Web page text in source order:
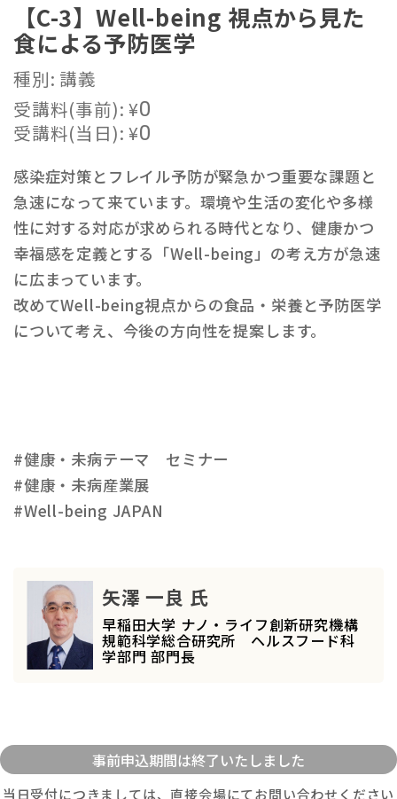
【C-3】Well-being 視点から見た
食による予防医学
種別: 講義
受講料(事前):¥0
受講料(当日):¥0
感染症対策とフレイル予防が緊急かつ重要な課題と
急速になって来ています。環境や生活の変化や多様
性に対する対応が求められる時代となり、健康かつ
幸福感を定義とする「Well-being」の考え方が急速
に広まっています。
改めてWell-being視点からの食品・栄養と予防医学
について考え、今後の方向性を提案します。
#健康・未病テーマ セミナー
#健康・未病産業展
#Well-being JAPAN
矢澤 一良 氏
早稲田大学 ナノ・ライフ創新研究機構
規範科学総合研究所 ヘルスフード科
学部門 部門長
当日受付につきましては、直接会場にてお問い合わせください